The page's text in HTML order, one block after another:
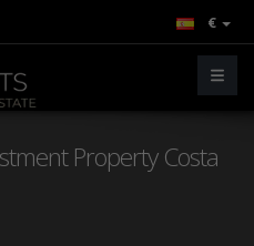
€
Property Costa